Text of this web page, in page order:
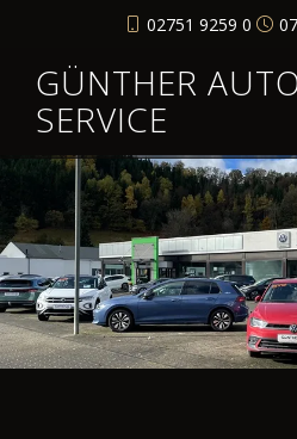
02751 9259 0
GÜNTHER
SERVICE